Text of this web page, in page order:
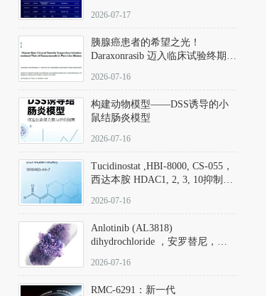
2026-07-17
胰腺癌患者的希望之光！
Daraxonrasib 迈入临床试验终期阶
2026-07-16
构建动物模型——DSS诱导的小
鼠结肠炎模型
2026-07-16
Tucidinostat ,HBI-8000, CS-055，
西达本胺 HDAC1, 2, 3, 10抑制剂
D808567) - DKM活性分子
2026-07-16
Anlotinib (AL3818)
dihydrochloride ，安罗替尼，
Hydrochloride实验方法步骤SOP
2026-07-16
RMC-6291：新一代